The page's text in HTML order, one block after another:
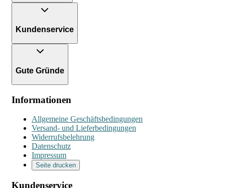
Kundenservice
Gute Gründe
Informationen
Allgemeine Geschäftsbedingungen
Versand- und Lieferbedingungen
Widerrufsbelehrung
Datenschutz
Impressum
Seite drucken
Kundenservice